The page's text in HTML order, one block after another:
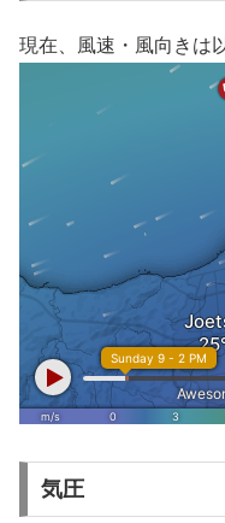
現在、風速・風向きは
気圧